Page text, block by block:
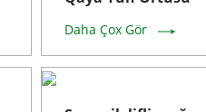
Daha Çox Gör